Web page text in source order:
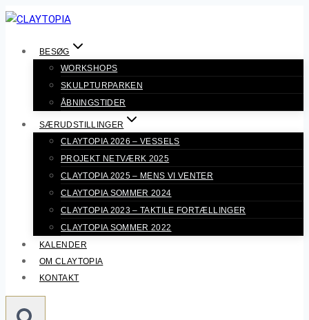
Fortsæt
BESØG
WORKSHOPS
SKULPTURPARKEN
ÅBNINGSTIDER
SÆRUDSTILLINGER
CLAYTOPIA 2026 – VESSELS
PROJEKT NETVÆRK 2025
CLAYTOPIA 2025 – MENS VI VENTER
CLAYTOPIA SOMMER 2024
CLAYTOPIA 2023 – TAKTILE FORTÆLLINGER
CLAYTOPIA SOMMER 2022
KALENDER
OM CLAYTOPIA
KONTAKT